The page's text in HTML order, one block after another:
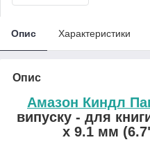
Опис Характеристики
Опис
Амазон Киндл
випуску - для
x 9.1 мм